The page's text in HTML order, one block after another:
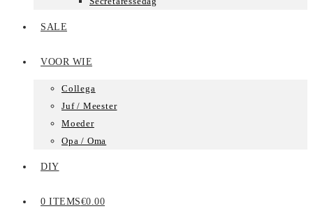
SALE
VOOR WIE
Collega
Juf / Meester
Moeder
Opa / Oma
DIY
0 ITEMS€0.00